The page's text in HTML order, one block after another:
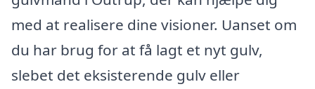
med at realisere dine visioner. Uanset om
du har brug for at få lagt et nyt gulv,
slebet det eksisterende gulv eller